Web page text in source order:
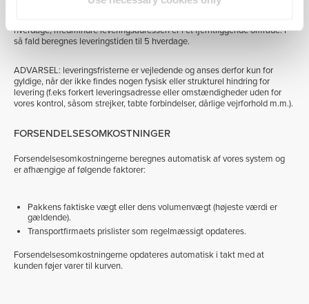
hverdage, medmindre leveringsadressen er i et fjerntliggende område. I
så fald beregnes leveringstiden til 5 hverdage.
ADVARSEL: leveringsfristerne er vejledende og anses derfor kun for
gyldige, når der ikke findes nogen fysisk eller strukturel hindring for
levering (f.eks forkert leveringsadresse eller omstændigheder uden for
vores kontrol, såsom strejker, tabte forbindelser, dårlige vejrforhold m.m.).
FORSENDELSESOMKOSTNINGER
Forsendelsesomkostningerne beregnes automatisk af vores system og
er afhængige af følgende faktorer:
Pakkens faktiske vægt eller dens volumenvægt (højeste værdi er
gældende).
Transportfirmaets prislister som regelmæssigt opdateres.
Forsendelsesomkostningerne opdateres automatisk i takt med at
kunden føjer varer til kurven.